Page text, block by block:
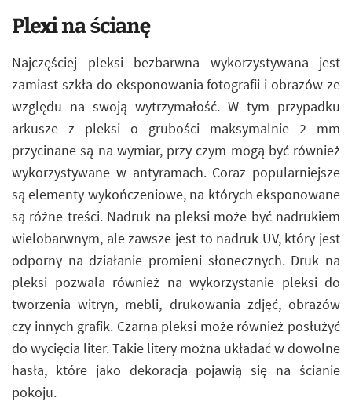
Plexi na ścianę
Najczęściej pleksi bezbarwna wykorzystywana jest
zamiast szkła do eksponowania fotografii i obrazów ze
względu na swoją wytrzymałość. W tym przypadku
arkusze z pleksi o grubości maksymalnie 2 mm
przycinane są na wymiar, przy czym mogą być również
wykorzystywane w antyramach. Coraz popularniejsze
są elementy wykończeniowe, na których eksponowane
są różne treści. Nadruk na pleksi może być nadrukiem
wielobarwnym, ale zawsze jest to nadruk UV, który jest
odporny na działanie promieni słonecznych. Druk na
pleksi pozwala również na wykorzystanie pleksi do
tworzenia witryn, mebli, drukowania zdjęć, obrazów
czy innych grafik. Czarna pleksi może również posłużyć
do wycięcia liter. Takie litery można układać w dowolne
hasła, które jako dekoracja pojawią się na ścianie
pokoju.